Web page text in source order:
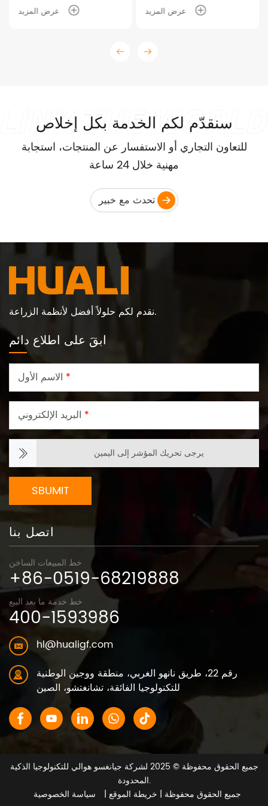
سنقدّم لكم الخدمة بكل إخلاص
للتعاون التجاري أو الاستفسار عن المنتجات، استجابة
مهنية خلال 24 ساعة
تحدث مع خبير
نقدم لكم حلولاً أفضل لأنظمة الزراعة.
ابقَ على اطلاع دائم
*
*
يرجى تحريك المؤشر إلى اليمين
SBUMIT
اتصل بنا
خط المبيعات الساخن
+86-0519-68219888
خط خدمة ما بعد البيع
400-1593986
hl@hualigf.com
رقم 22، طريق نانهو الغربي، منطقة ووجين الوطنية
للتكنولوجيا الفائقة، تشانغتشو، الصين
جميع الحقوق محفوظة © 2025 لشركة جيانغسو هوالي للتكنولوجيا الذكية
المحدودة.
جميع الحقوق محفوظة | خريطة الموقع | سياسة الخصوصية